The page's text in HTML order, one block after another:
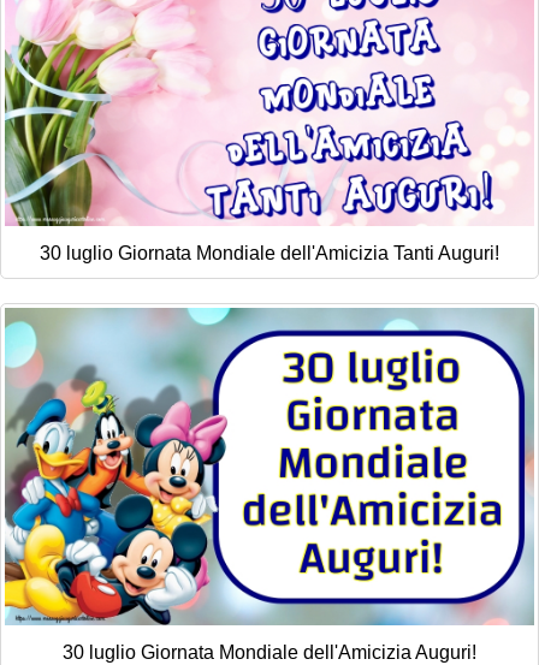
30 luglio Giornata Mondiale dell'Amicizia Tanti Auguri!
30 luglio Giornata Mondiale dell'Amicizia Auguri!